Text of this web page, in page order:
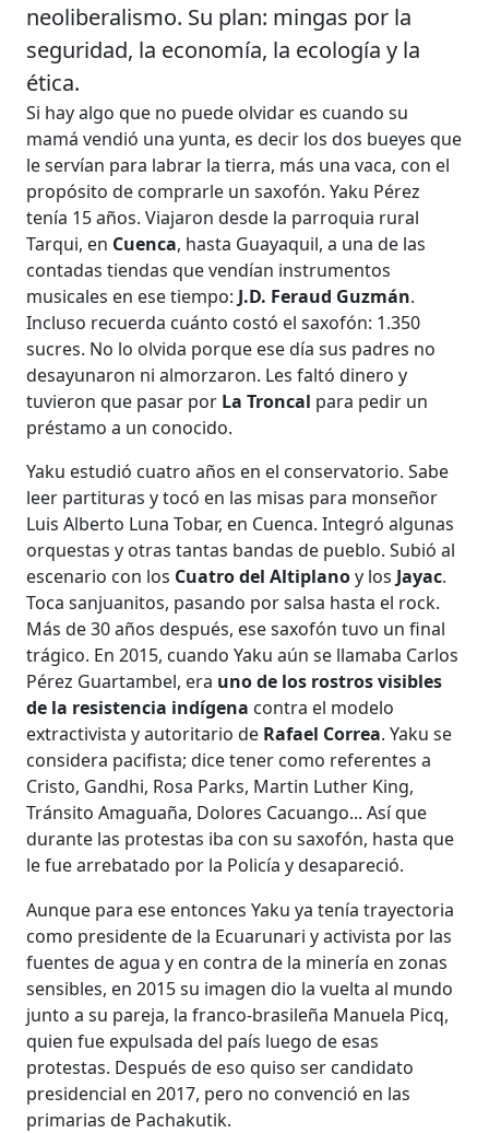
neoliberalismo. Su plan: mingas por la
seguridad, la economía, la ecología y la
ética.
Si hay algo que no puede olvidar es cuando su
mamá vendió una yunta, es decir los dos bueyes que
le servían para labrar la tierra, más una vaca, con el
propósito de comprarle un saxofón. Yaku Pérez
tenía 15 años. Viajaron desde la parroquia rural
Tarqui, en Cuenca, hasta Guayaquil, a una de las
contadas tiendas que vendían instrumentos
musicales en ese tiempo: J.D. Feraud Guzmán.
Incluso recuerda cuánto costó el saxofón: 1.350
sucres. No lo olvida porque ese día sus padres no
desayunaron ni almorzaron. Les faltó dinero y
tuvieron que pasar por La Troncal para pedir un
préstamo a un conocido.
Yaku estudió cuatro años en el conservatorio. Sabe
leer partituras y tocó en las misas para monseñor
Luis Alberto Luna Tobar, en Cuenca. Integró algunas
orquestas y otras tantas bandas de pueblo. Subió al
escenario con los Cuatro del Altiplanoy los Jayac.
Toca sanjuanitos, pasando por salsa hasta el rock.
Más de 30 años después, ese saxofón tuvo un final
trágico. En 2015, cuando Yaku aún se llamaba Carlos
Pérez Guartambel, era uno de los rostros visibles
de la resistencia indígena contra el modelo
extractivista y autoritario de Rafael Correa. Yaku se
considera pacifista; dice tener como referentes a
Cristo, Gandhi, Rosa Parks, Martin Luther King,
Tránsito Amaguaña, Dolores Cacuango... Así que
durante las protestas iba con su saxofón, hasta que
le fue arrebatado por la Policía y desapareció.
Aunque para ese entonces Yaku ya tenía trayectoria
como presidente de la Ecuarunari y activista por las
fuentes de agua y en contra de la minería en zonas
sensibles, en 2015 su imagen dio la vuelta al mundo
junto a su pareja, la franco-brasileña Manuela Picq,
quien fue expulsada del país luego de esas
protestas. Después de eso quiso ser candidato
presidencial en 2017, pero no convenció en las
primarias de Pachakutik.